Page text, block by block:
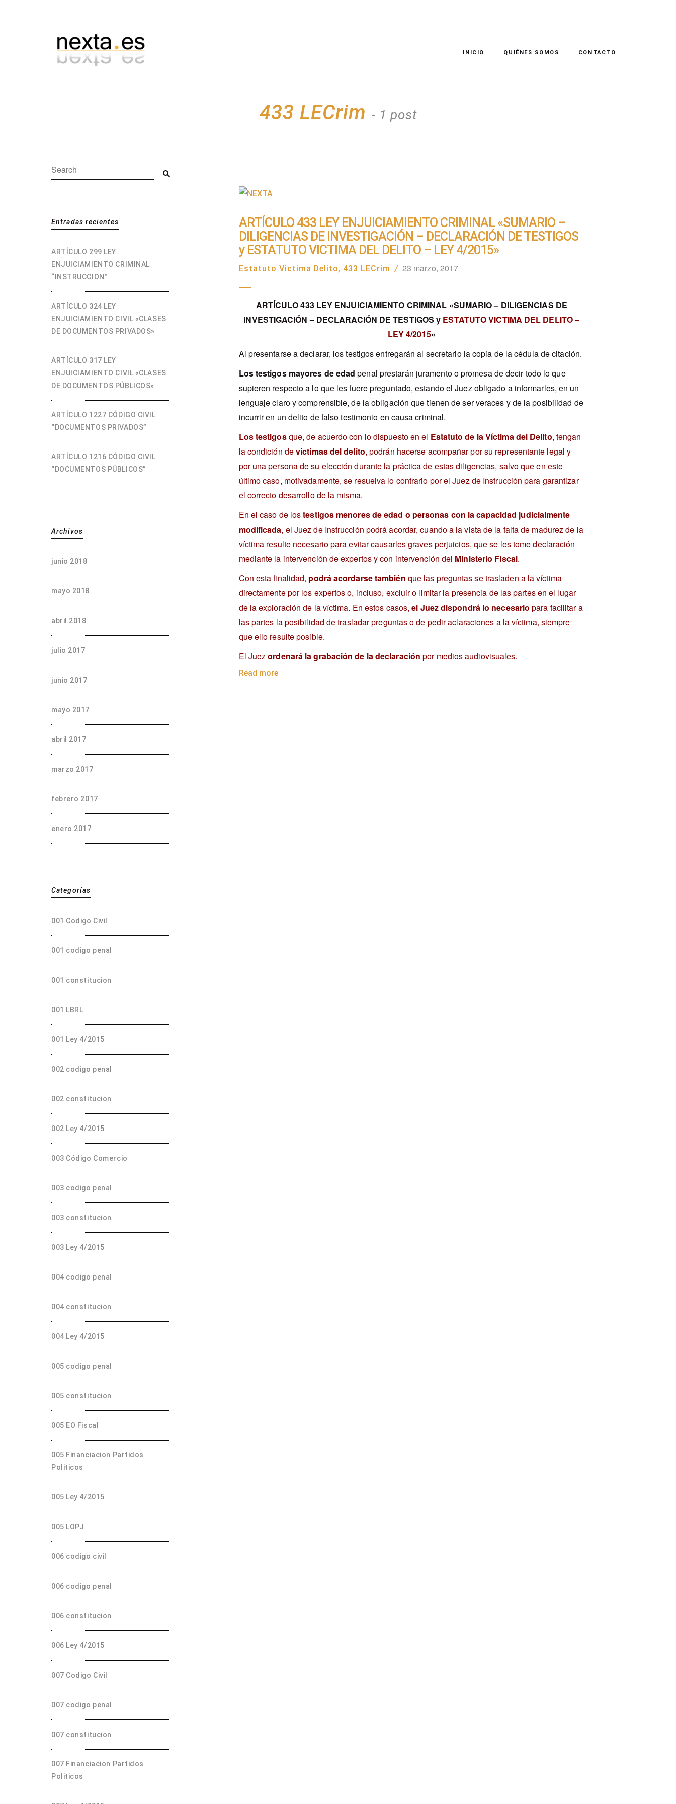
INICIO QUIÉNES SOMOS CONTACTO
433 LECrim - 1 post
ARTÍCULO 433 LEY ENJUICIAMIENTO CRIMINAL «SUMARIO –
DILIGENCIAS DE INVESTIGACIÓN – DECLARACIÓN DE TESTIGOS
y ESTATUTO VICTIMA DEL DELITO – LEY 4/2015»
Estatuto Victima Delito, 433 LECrim / 23 marzo, 2017
ARTÍCULO 433 LEY ENJUICIAMIENTO CRIMINAL «SUMARIO – DILIGENCIAS DE
INVESTIGACIÓN – DECLARACIÓN DE TESTIGOS y ESTATUTO VICTIMA DEL DELITO –
LEY 4/2015«
Al presentarse a declarar, los testigos entregarán al secretario la copia de la cédula de citación.
Los testigos mayores de edad penal prestarán juramento o promesa de decir todo lo que
supieren respecto a lo que les fuere preguntado, estando el Juez obligado a informarles, en un
lenguaje claro y comprensible, de la obligación que tienen de ser veraces y de la posibilidad de
incurrir en un delito de falso testimonio en causa criminal.
Los testigosque, de acuerdo con lo dispuesto en el Estatuto de la Víctima del Delito, tengan
la condición devíctimas del delito, podrán hacerse acompañar por su representante legal y
por una persona de su elección durante la práctica de estas diligencias, salvo que en este
último caso, motivadamente, se resuelva lo contrario por el Juez de Instrucción para garantizar
el correcto desarrollo de la misma.
En el caso de lostestigos menores de edad o personas con la capacidad judicialmente
modificada, el Juez de Instrucción podrá acordar, cuando a la vista de la falta de madurez de la
víctima resulte necesario para evitar causarles graves perjuicios, que se les tome declaración
mediante la intervención de expertos y con intervención del Ministerio Fiscal.
Con esta finalidad, podrá acordarse también que las preguntas se trasladen a la víctima
directamente por los expertos o, incluso, excluir o limitar la presencia de las partes en el lugar
de la exploración de la víctima. En estos casos,el Juez dispondrá lo necesario para facilitar a
las partes la posibilidad de trasladar preguntas o de pedir aclaraciones a la víctima, siempre
que ello resulte posible.
El Juezordenará la grabación de la declaración por medios audiovisuales.
Read more
Search: Search
Entradas recientes
ARTÍCULO 299 LEY
ENJUICIAMIENTO CRIMINAL
“INSTRUCCION”
ARTÍCULO 324 LEY
ENJUICIAMIENTO CIVIL «CLASES
DE DOCUMENTOS PRIVADOS»
ARTÍCULO 317 LEY
ENJUICIAMIENTO CIVIL «CLASES
DE DOCUMENTOS PÚBLICOS»
ARTÍCULO 1227 CÓDIGO CIVIL
“DOCUMENTOS PRIVADOS”
ARTÍCULO 1216 CÓDIGO CIVIL
“DOCUMENTOS PÚBLICOS”
Archivos
junio 2018
mayo 2018
abril 2018
julio 2017
junio 2017
mayo 2017
abril 2017
marzo 2017
febrero 2017
enero 2017
Categorías
001 Codigo Civil
001 codigo penal
001 constitucion
001 LBRL
001 Ley 4/2015
002 codigo penal
002 constitucion
002 Ley 4/2015
003 Código Comercio
003 codigo penal
003 constitucion
003 Ley 4/2015
004 codigo penal
004 constitucion
004 Ley 4/2015
005 codigo penal
005 constitucion
005 EO Fiscal
005 Financiacion Partidos
Politicos
005 Ley 4/2015
005 LOPJ
006 codigo civil
006 codigo penal
006 constitucion
006 Ley 4/2015
007 Codigo Civil
007 codigo penal
007 constitucion
007 Financiacion Partidos
Politicos